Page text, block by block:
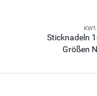
Sticknadeln
Größen